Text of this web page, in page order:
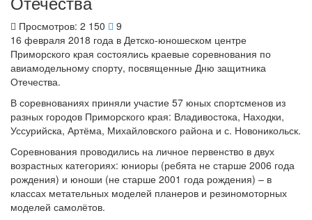
Просмотров: 2 150
9
16 февраля 2018 года в Детско-юношеском центре
Приморского края состоялись краевые соревнования по
авиамодельному спорту, посвященные Дню защитника
Отечества.
В соревнованиях приняли участие 57 юных спортсменов из
разных городов Приморского края: Владивостока, Находки,
Уссурийска, Артёма, Михайловского района и с. Новоникольск.
Соревнования проводились на личное первенство в двух
возрастных категориях: юниоры (ребята не старше 2006 года
рождения) и юноши (не старше 2001 года рождения) – в
классах метательных моделей планеров и резиномоторных
моделей самолётов.